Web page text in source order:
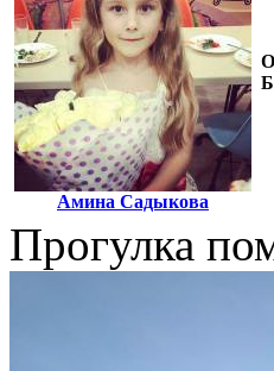
Амина Садыкова
Прогулка